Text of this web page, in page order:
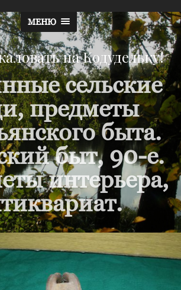
МЕНЮ
на Кодудельку!
сельские
предметы
быта.
быт, 90-е.
интерьера,